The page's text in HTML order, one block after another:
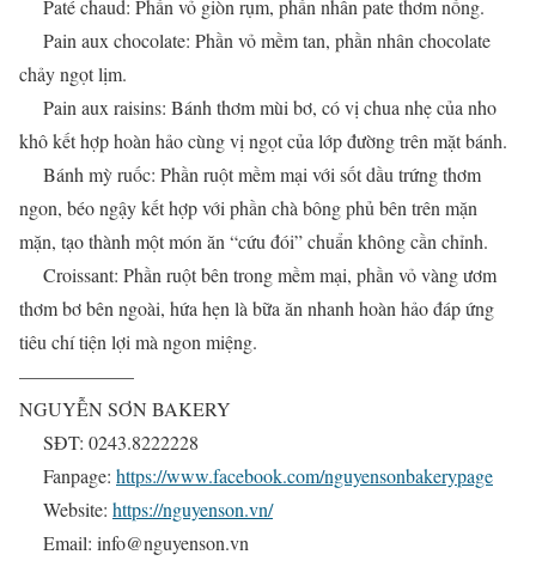
Paté chaud: Phần vỏ giòn rụm, phần nhân pate thơm nồng.
Pain aux chocolate: Phần vỏ mềm tan, phần nhân chocolate
chảy ngọt lịm.
Pain aux raisins: Bánh thơm mùi bơ, có vị chua nhẹ của nho
khô kết hợp hoàn hảo cùng vị ngọt của lớp đường trên mặt bánh.
Bánh mỳ ruốc: Phần ruột mềm mại với sốt dầu trứng thơm
ngon, béo ngậy kết hợp với phần chà bông phủ bên trên mặn
mặn, tạo thành một món ăn “cứu đói” chuẩn không cần chỉnh.
Croissant: Phần ruột bên trong mềm mại, phần vỏ vàng ươm
thơm bơ bên ngoài, hứa hẹn là bữa ăn nhanh hoàn hảo đáp ứng
tiêu chí tiện lợi mà ngon miệng.
——————
NGUYỄN SƠN BAKERY
SĐT: 0243.8222228
Fanpage: https://www.facebook.com/nguyensonbakerypage
Website: https://nguyenson.vn/
Email: info@nguyenson.vn